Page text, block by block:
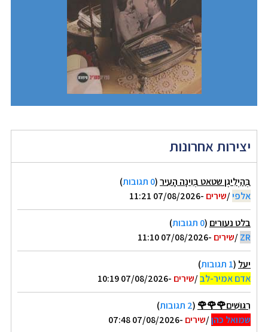
יצירות אחרונות
בְּהַיְלִיגֶן שטאט בְּוִינָה הָעִיר(0 תגובות
)
אלפי/שירים -07/08/2026 11:21
בלט נעורים (0 תגובות
)
ZR
/שירים -07/08/2026 11:10
יעל (1 תגובות
)
אדם אמיר-לב/שירים -07/08/2026 10:19
רִגּוּשִׁים🌹🌹🌹 (2 תגובות
)
שמואל כהן/שירים -07/08/2026 07:48